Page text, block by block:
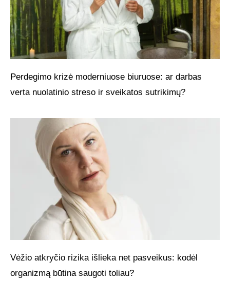
Perdegimo krizė moderniuose biuruose: ar darbas
verta nuolatinio streso ir sveikatos sutrikimų?
Vėžio atkryčio rizika išlieka net pasveikus: kodėl
organizmą būtina saugoti toliau?